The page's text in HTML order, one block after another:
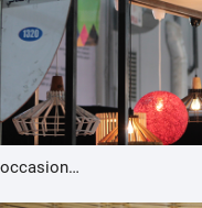
occasion…